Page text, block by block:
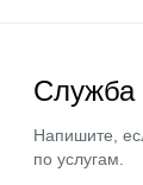
Служба
Напишите,
по услугам.